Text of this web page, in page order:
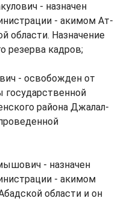
- назначен
- акимом Ат-
области. Назначение
резерва кадров;
- освобожден от
государственной
района Джалал-
- назначен
- акимом
области и он